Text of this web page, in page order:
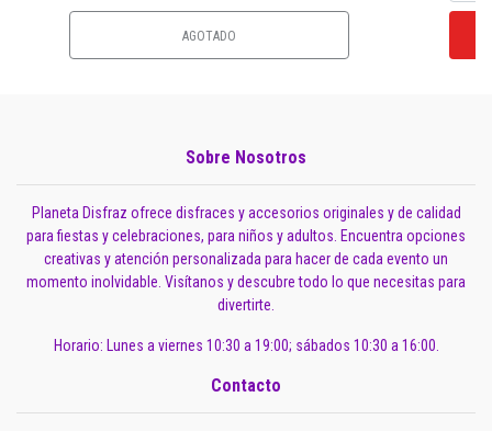
AGOTADO
Sobre Nosotros
Planeta Disfraz ofrece disfraces y accesorios originales y de calidad
para fiestas y celebraciones, para niños y adultos. Encuentra opciones
creativas y atención personalizada para hacer de cada evento un
momento inolvidable. Visítanos y descubre todo lo que necesitas para
divertirte.
Horario: Lunes a viernes 10:30 a 19:00; sábados 10:30 a 16:00.
Contacto